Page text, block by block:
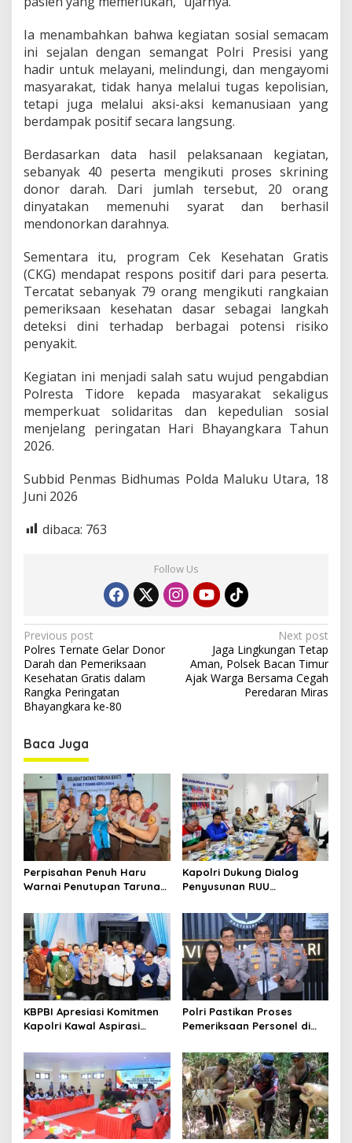
o
n
o
r
D
a
r
h
Ia menambahkan bahwa kegiatan sosial semacam
ini sejalan dengan semangat Polri Presisi yang
hadir untuk melayani, melindungi, dan mengayomi
masyarakat, tidak hanya melalui tugas kepolisian,
tetapi juga melalui aksi-aksi kemanusiaan yang
berdampak positif secara langsung.
Berdasarkan data hasil pelaksanaan kegiatan,
sebanyak 40 peserta mengikuti proses skrining
donor darah. Dari jumlah tersebut, 20 orang
dinyatakan memenuhi syarat dan berhasil
mendonorkan darahnya.
Sementara itu, program Cek Kesehatan Gratis
(CKG) mendapat respons positif dari para peserta.
Tercatat sebanyak 79 orang mengikuti rangkaian
pemeriksaan kesehatan dasar sebagai langkah
deteksi dini terhadap berbagai potensi risiko
penyakit.
Kegiatan ini menjadi salah satu wujud pengabdian
Polresta Tidore kepada masyarakat sekaligus
memperkuat solidaritas dan kepedulian sosial
menjelang peringatan Hari Bhayangkara Tahun
2026.
Subbid Penmas Bidhumas Polda Maluku Utara, 18
Juni 2026
dibaca: 763
Follow Us
P
o
s
t
a
v
i
g
a
t
i
n
Previous post
Polres Ternate Gelar Donor
Darah dan Pemeriksaan
Kesehatan Gratis dalam
Rangka Peringatan
Bhayangkara ke-80
Next post
Jaga Lingkungan Tetap
Aman, Polsek Bacan Timur
Ajak Warga Bersama Cegah
Peredaran Miras
Baca Juga
Perpisahan Penuh Haru
Warnai Penutupan Taruna
Kepulauan
Kapolri Dukung Dialog
Penyusunan RUU
Jembatan Aspirasi Buruh
KBPBI Apresiasi Komitmen
Kapolri Kawal Aspirasi
Ketenagakerjaan
Polri Pastikan Proses
Pemeriksaan Personel di
Profesional dan
Transparan